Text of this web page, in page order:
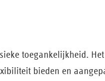
toegankelijkheid.
bieden en